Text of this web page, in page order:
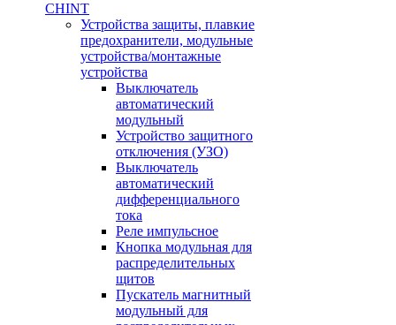
CHINT
Устройства защиты, плавкие
предохранители, модульные
устройства/монтажные
устройства
Выключатель
автоматический
модульный
Устройство защитного
отключения (УЗО)
Выключатель
автоматический
дифференциального
тока
Реле импульсное
Кнопка модульная для
распределительных
щитов
Пускатель магнитный
модульный для